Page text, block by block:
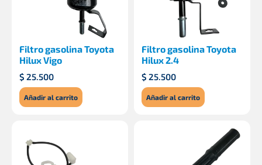
Filtro gasolina Toyota
Hilux Vigo
$ 25.500
Añadir al carrito
Filtro gasolina Toyota
Hilux 2.4
$ 25.500
Añadir al carrito